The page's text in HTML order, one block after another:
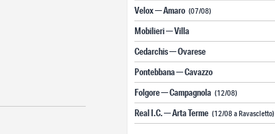
Velox — Amaro (07/08)
Mobilieri — Villa
Cedarchis — Ovarese
Pontebbana — Cavazzo
Folgore — Campagnola (12/08)
Real I.C. — Arta Terme (12/08 a Ravascletto)